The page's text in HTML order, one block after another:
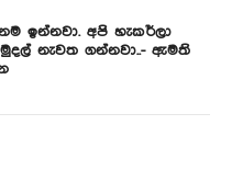
ඉන්නවා. අපි හැකර්ලා
නැවත ගන්නවා..- ඇමති